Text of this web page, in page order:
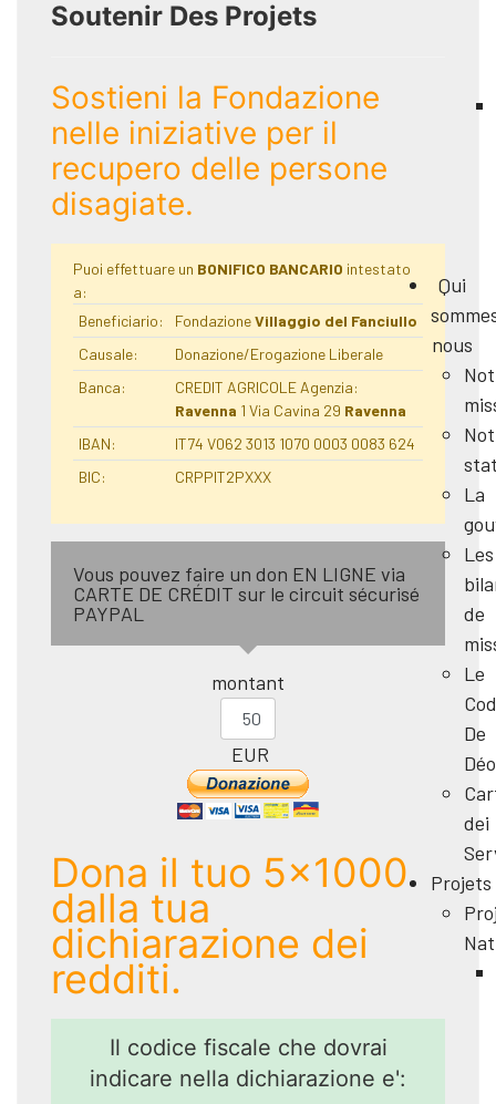
Qui
nous
La
Les
de
Le
De
dei
Projets
Soutenir Des Projets
Sostieni la Fondazione
nelle iniziative per il
recupero delle persone
disagiate.
Puoi effettuare un BONIFICO BANCARIO intestato
a:
Beneficiario:
FondazioneVillaggio del Fanciullo
Causale:
Donazione/Erogazione Liberale
Banca:
CREDIT AGRICOLE Agenzia:
Ravenna 1 Via Cavina 29 Ravenna
IBAN:
IT74 V062 3013 1070 0003 0083 624
BIC:
CRPPIT2PXXX
Vous pouvez faire un don EN LIGNE via
CARTE DE CRÉDIT sur le circuit sécurisé
PAYPAL
montant
EUR
Dona il tuo 5x1000
dalla tua
dichiarazione dei
redditi.
Il codice fiscale che dovrai
indicare nella dichiarazione e':